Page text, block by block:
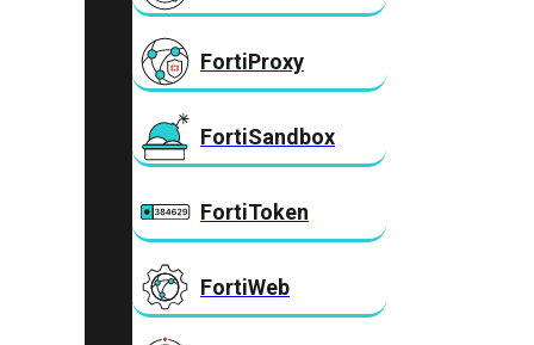
FortiProxy
FortiSandbox
FortiToken
FortiWeb